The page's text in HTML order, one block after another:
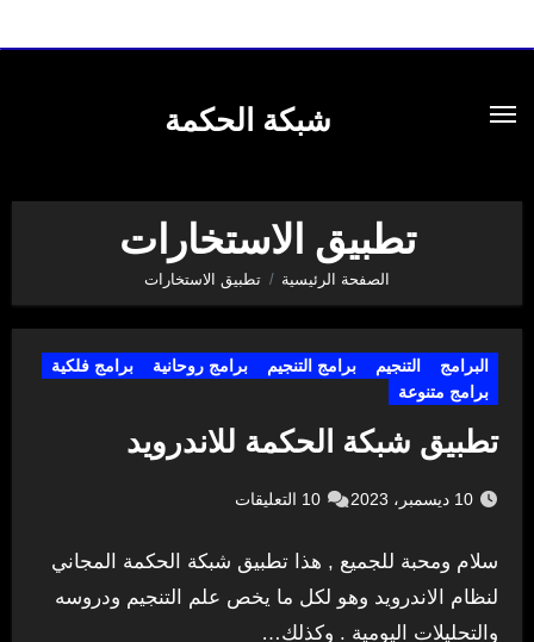
شبكة الحكمة
تطبيق الاستخارات
الصفحة الرئيسية تطبيق الاستخارات
البرامج التنجيم برامج التنجيم برامج روحانية
برامج فلكية
برامج متنوعة
تطبيق شبكة الحكمة للاندرويد
10 ديسمبر، 2023 10 التعليقات
سلام ومحبة للجميع , هذا تطبيق شبكة الحكمة المجاني
لنظام الاندرويد وهو لكل ما يخص علم التنجيم ودروسه
والتحليلات اليومية . وكذلك…